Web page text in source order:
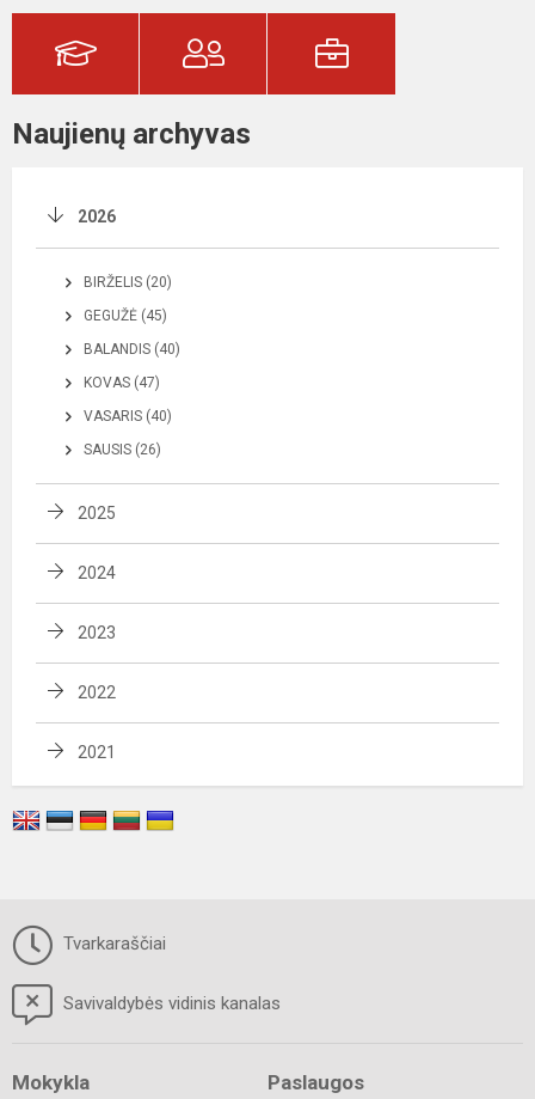
Naujienų archyvas
2026
BIRŽELIS (20)
GEGUŽĖ (45)
BALANDIS (40)
KOVAS (47)
VASARIS (40)
SAUSIS (26)
2025
2024
2023
2022
2021
Tvarkaraščiai
Savivaldybės vidinis kanalas
Mokykla Paslaugos